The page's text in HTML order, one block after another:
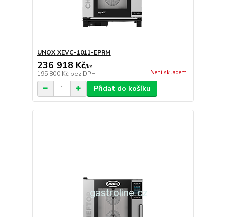
UNOX XEVC-1011-EPRM
236 918 Kč/ks
195 800 Kč bez DPH Není skladem
Přidat do košíku